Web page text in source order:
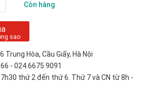
Còn hàng
Trung Hòa, Cầu Giấy, Hà Nội
- 024.6675.9091
thứ 2 đến thứ 6. Thứ 7 và CN từ 8h -